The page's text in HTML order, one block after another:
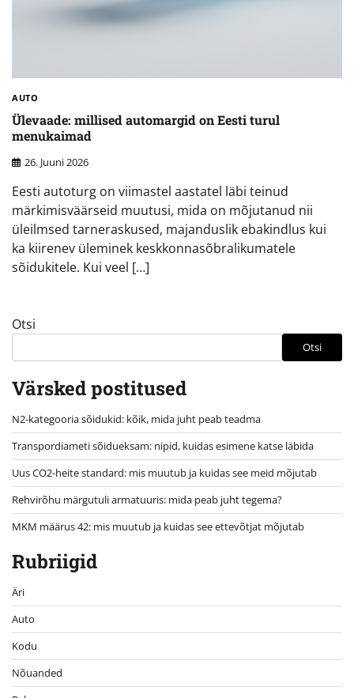
AUTO
Ülevaade: millised automargid on Eesti turul
menukaimad
26. Juuni 2026
Eesti autoturg on viimastel aastatel läbi teinud
märkimisväärseid muutusi, mida on mõjutanud nii
üleilmsed tarneraskused, majanduslik ebakindlus kui
ka kiirenev üleminek keskkonnasõbralikumatele
sõidukitele. Kui veel […]
Otsi
Otsi
Värsked postitused
N2-kategooria sõidukid: kõik, mida juht peab teadma
Transpordiameti sõidueksam: nipid, kuidas esimene katse läbida
Uus CO2-heite standard: mis muutub ja kuidas see meid mõjutab
Rehvirõhu märgutuli armatuuris: mida peab juht tegema?
MKM määrus 42: mis muutub ja kuidas see ettevõtjat mõjutab
Rubriigid
Äri
Auto
Kodu
Nõuanded